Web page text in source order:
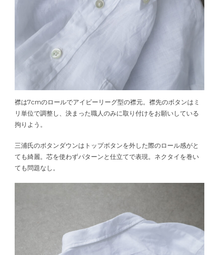
襟は7cmのロールでアイビーリーグ型の襟元。襟先のボタンはミ
リ単位で調整し、決まった職人のみに取り付けをお願いしている
拘りよう。
三浦氏のボタンダウンはトップボタンを外した際のロール感がと
ても綺麗。芯を使わずパターンと仕立てで表現。ネクタイを巻い
ても問題なし。